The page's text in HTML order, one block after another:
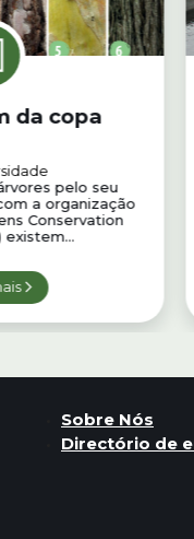
da copa
pelo seu
a organização
Conservation
Sobre Nós
Directório de